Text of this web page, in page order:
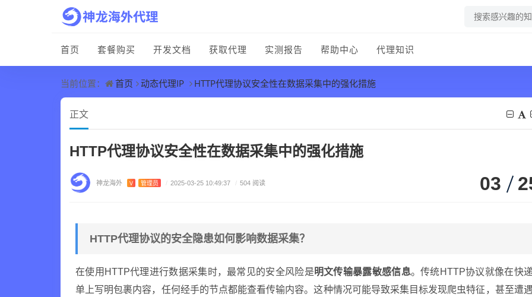
首页 套餐购买 开发文档 获取代理 实测报告 帮助中心 代理知识
当前位置： 首页 动态代理IP HTTP代理协议安全性在数据采集中的强化措施
正文
HTTP代理协议安全性在数据采集中的强化措施
神龙海外 V 管理员 / 2025-03-25 10:49:37 / 504 阅读 03
HTTP代理协议的安全隐患如何影响数据采集？
在使用HTTP代理进行数据采集时，最常见的安全风险是明文传输暴露敏感信息。传统HTTP协议就像在快
单上写明包裹内容，任何经手的节点都能查看传输内容。这种情况可能导致采集目标发现爬虫特征，甚至遭